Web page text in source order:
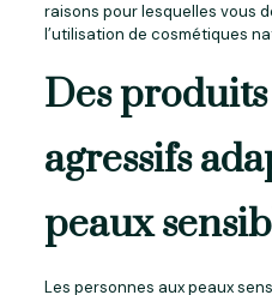
raisons pour lesquelles vous
l’utilisation de cosmétiques
Des
agressifs
peaux
Les personnes aux peaux